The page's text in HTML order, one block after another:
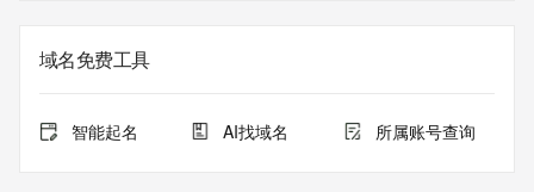
域名免费工具
智能起名 AI找域名 所属账号查询